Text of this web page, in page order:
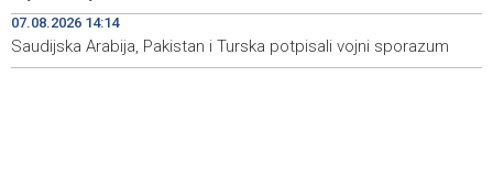
18:55
Zelenski doputovao u Beograd, sutra sastanak s
Vučićem
07.08.2026 14:14
Saudijska Arabija, Pakistan i Turska potpisali vojni sporazum